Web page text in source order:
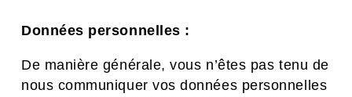
Données personnelles :
De manière générale, vous n’êtes pas tenu de
nous communiquer vos données personnelles